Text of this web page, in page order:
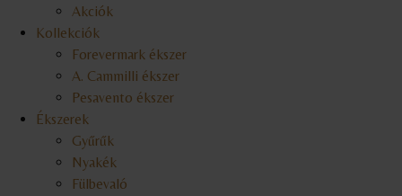
Akciók
Kollekciók
Forevermark ékszer
A. Cammilli ékszer
Pesavento ékszer
Ékszerek
Gyűrűk
Nyakék
Fülbevaló